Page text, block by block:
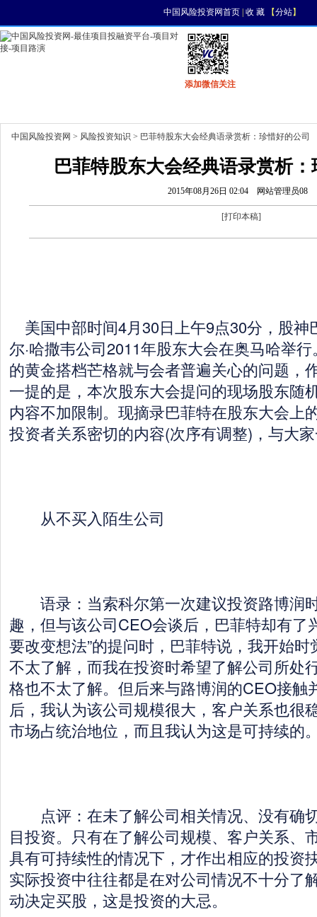
中国风险投资网首页| 收 藏【分站】
添加微信关注
中国风险投资网 > 风险投资知识 > 巴菲特股东大会经典语录赏析：珍惜好的公司
巴菲特股东大会经典语录赏析
2015年08月26日 02:04 网站管理员08
[打印本稿]
美国中部时间4月30日上午9点30分，股神
尔·哈撒韦公司2011年股东大会在奥马哈举
的黄金搭档芒格就与会者普遍关心的问题，
一提的是，本次股东大会提问的现场股东随
内容不加限制。现摘录巴菲特在股东大会上
投资者关系密切的内容(次序有调整)，与大
从不买入陌生公司
语录：当索科尔第一次建议投资路博润
趣，但与该公司CEO会谈后，巴菲特却有了
要改变想法”的提问时，巴菲特说，我开始
不太了解，而我在投资时希望了解公司所处
格也不太了解。但后来与路博润的CEO接触
后，我认为该公司规模很大，客户关系也很
市场占统治地位，而且我认为这是可持续的
点评：在未了解公司相关情况、没有确
目投资。只有在了解公司规模、客户关系、
具有可持续性的情况下，才作出相应的投资
实际投资中往往都是在对公司情况不十分了
动决定买股，这是投资的大忌。